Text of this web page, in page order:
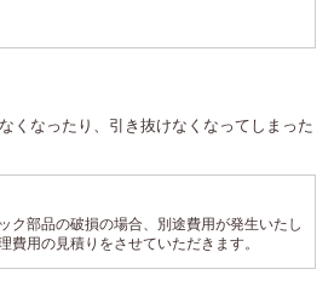
くなったり、引き抜けなくなってしまった
ク部品の破損の場合、別途費用が発生いたし
費用の見積りをさせていただきます。